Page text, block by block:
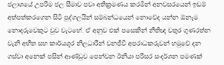
ජලාශයේ උපරිම ජල සීමාව පවා අතික්‍රමණය කරමින් අනවසරයෙන් ඉඩම්
අත්පත්කරගෙන සිටි පුද්ගලයින් සම්බන්ධයෙන් නොවේද යන්න ඕනෑම
නොදරුවෙකුට වුව වැටහේ. ඒ අනුව එක් පසෙකින් නීතිඥ චතුර ගුණරත්න
වැනි අභීත සහ කාර්යශූර නිලධාරීන් වනජීවී අපරාධකරුවන් හමුවේ දන
ගස්වා අනෙක් පසින් ආණ්ඩුව පෙන්වන ඊනියා පරිසර සංදර්ශන පමණක්